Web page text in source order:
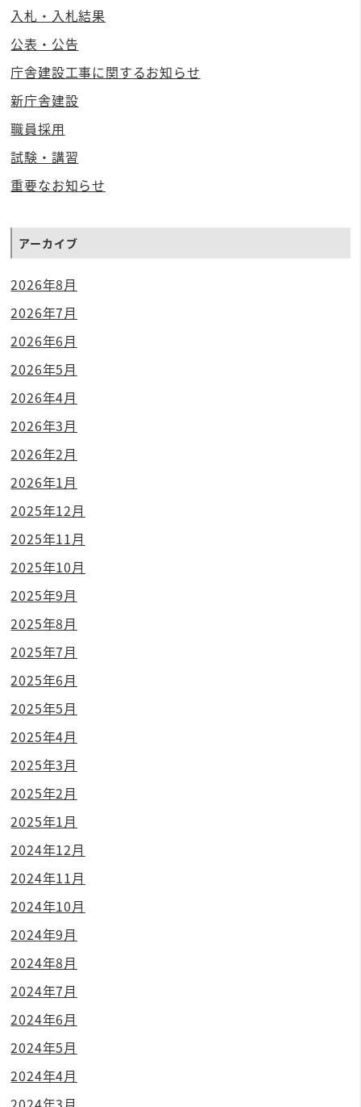
入札・入札結果
公表・公告
庁舎建設工事に関するお知らせ
新庁舎建設
職員採用
試験・講習
重要なお知らせ
アーカイブ
2026年8月
2026年7月
2026年6月
2026年5月
2026年4月
2026年3月
2026年2月
2026年1月
2025年12月
2025年11月
2025年10月
2025年9月
2025年8月
2025年7月
2025年6月
2025年5月
2025年4月
2025年3月
2025年2月
2025年1月
2024年12月
2024年11月
2024年10月
2024年9月
2024年8月
2024年7月
2024年6月
2024年5月
2024年4月